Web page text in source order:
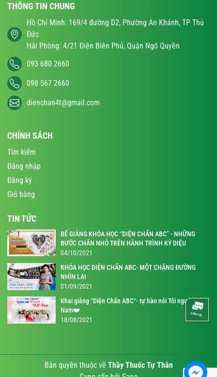
THÔNG TIN CHUNG
Hồ Chí Minh: 169/4 đường D2, Phường An Khánh, TP Thủ
Đức
Hải Phòng: 4/21 Điện Biên Phủ, Quận Ngô Quyền
093 680 2660
098 567 2660
dienchan4t@gmail.com
CHÍNH SÁCH
Tìm kiếm
Đăng nhập
Đăng ký
Giỏ hàng
TIN TỨC
BẾ GIẢNG KHÓA HỌC “DIỆN CHẨN ABC” - NHỮNG
BƯỚC CHÂN NHỎ TRÊN HÀNH TRÌNH KỲ DIỆU
04/10/2021
KHÓA HỌC DIỆN CHẨN ABC- MỘT CHẶNG ĐƯỜNG
NHÌN LẠI
01/09/2021
Khai giảng “Diện Chẩn ABC“- tự hào nói Tôi người Việt
Nam❤️
18/08/2021
Bản quyền thuộc về Thầy Thuốc Tự Thân